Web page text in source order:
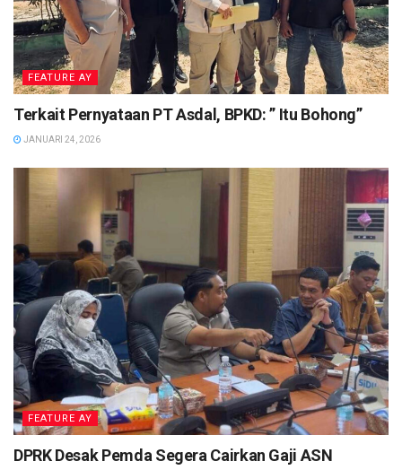
FEATURE AY
Terkait Pernyataan PT Asdal, BPKD: ” Itu Bohong”
JANUARI 24, 2026
FEATURE AY
DPRK Desak Pemda Segera Cairkan Gaji ASN